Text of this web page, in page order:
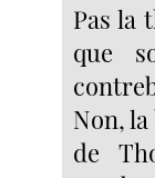
Pas la
que
Non,
de